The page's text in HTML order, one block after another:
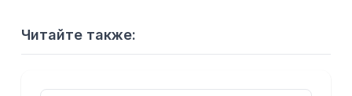
Читайте также: